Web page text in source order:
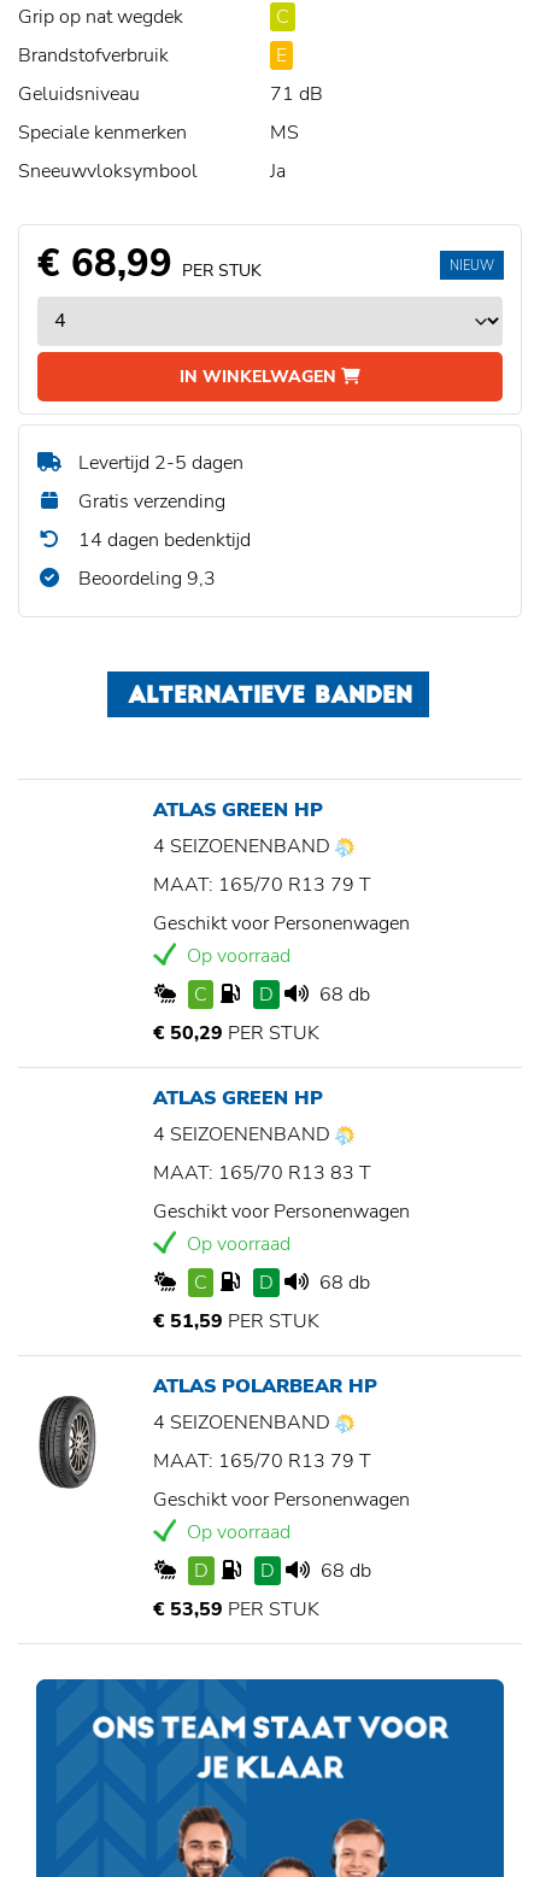
Grip op nat wegdek
C
Brandstofverbruik
E
Geluidsniveau
71 dB
Speciale kenmerken
MS
Sneeuwvloksymbool
Ja
€ 68,99 PER STUK
IN WINKELWAGEN
NIEUW
Levertijd 2-5 dagen
Gratis verzending
14 dagen bedenktijd
Beoordeling 9,3
ALTERNATIEVE BANDEN
ATLAS GREEN HP
4 SEIZOENENBAND
MAAT: 165/70 R13 79 T
Geschikt voor Personenwagen
Op voorraad
C
D
68 db
€ 50,29 PER STUK
ATLAS GREEN HP
4 SEIZOENENBAND
MAAT: 165/70 R13 83 T
Geschikt voor Personenwagen
Op voorraad
C
D
68 db
€ 51,59 PER STUK
ATLAS POLARBEAR HP
4 SEIZOENENBAND
MAAT: 165/70 R13 79 T
Geschikt voor Personenwagen
Op voorraad
D
D
68 db
€ 53,59 PER STUK